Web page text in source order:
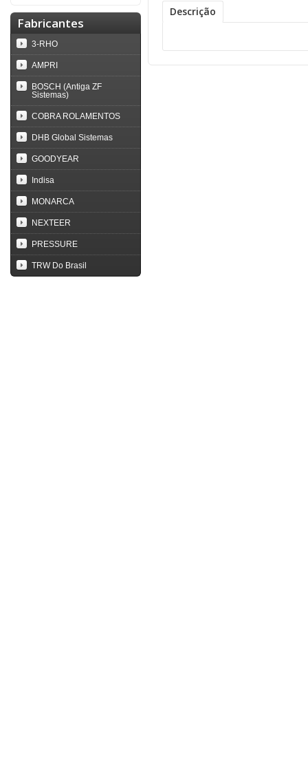
Fabricantes
3-RHO
AMPRI
BOSCH (Antiga ZF
Sistemas)
COBRA ROLAMENTOS
DHB Global Sistemas
GOODYEAR
Indisa
MONARCA
NEXTEER
PRESSURE
TRW Do Brasil
Descrição